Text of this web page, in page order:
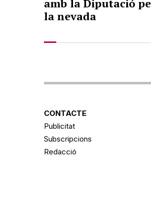
amb la Diputació
la nevada
CONTACTE
Publicitat
Subscripcions
Redacció